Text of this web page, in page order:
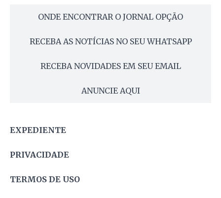
ONDE ENCONTRAR O JORNAL OPÇÃO
RECEBA AS NOTÍCIAS NO SEU WHATSAPP
RECEBA NOVIDADES EM SEU EMAIL
ANUNCIE AQUI
EXPEDIENTE
PRIVACIDADE
TERMOS DE USO